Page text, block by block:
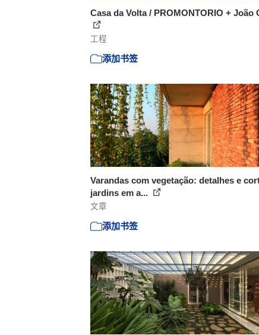
Casa da Volta / PROMONTORIO + João
工程
添加书签
Varandas com vegetação: detalhes e
jardins em a...
文章
添加书签